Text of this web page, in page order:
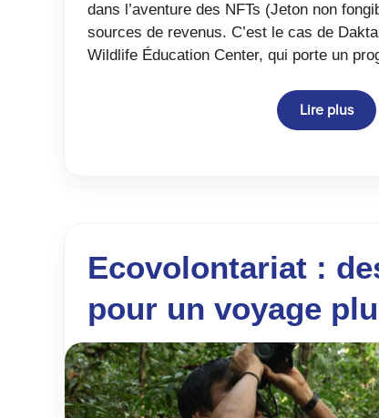
dans l’aventure des NFTs (Jeton non
sources de revenus. C’est le cas de
Wildlife Éducation Center, qui porte un
Lire plus
Ecovolontariat :
pour un voyage